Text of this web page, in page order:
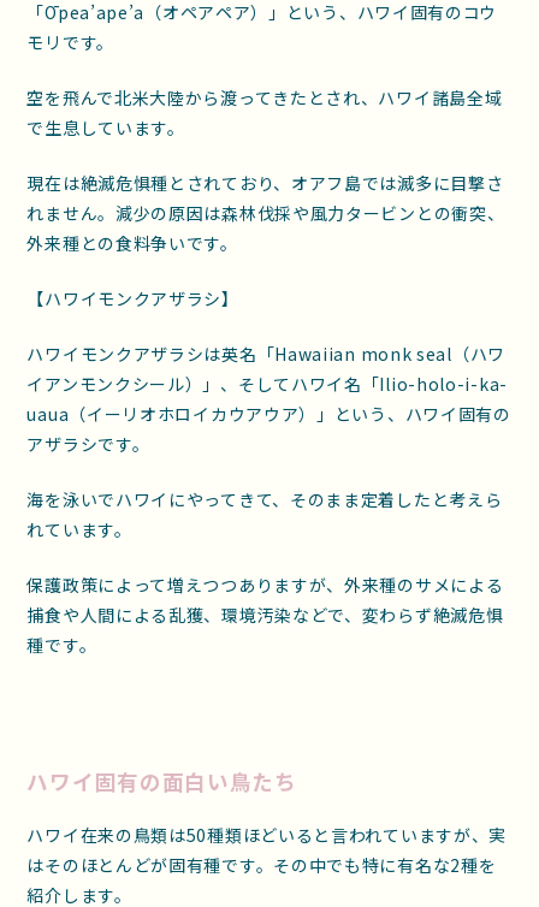
「Ōpea’ape’a（オペアペア）」という、ハワイ固有のコウ
モリです。
空を飛んで北米大陸から渡ってきたとされ、ハワイ諸島全域
で生息しています。
現在は絶滅危惧種とされており、オアフ島では滅多に目撃さ
れません。減少の原因は森林伐採や風力タービンとの衝突、
外来種との食料争いです。
【ハワイモンクアザラシ】
ハワイモンクアザラシは英名「Hawaiian monk seal（ハワ
イアンモンクシール）」、そしてハワイ名「Ilio-holo-i-ka-
uaua（イーリオホロイカウアウア）」という、ハワイ固有の
アザラシです。
海を泳いでハワイにやってきて、そのまま定着したと考えら
れています。
保護政策によって増えつつありますが、外来種のサメによる
捕食や人間による乱獲、環境汚染などで、変わらず絶滅危惧
種です。
ハワイ固有の面白い鳥たち
ハワイ在来の鳥類は50種類ほどいると言われていますが、実
はそのほとんどが固有種です。その中でも特に有名な2種を
紹介します。